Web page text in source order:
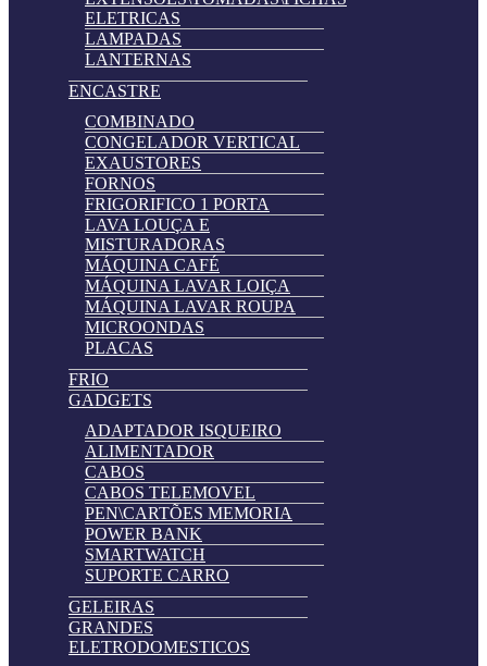
ELETRICAS
LAMPADAS
LANTERNAS
ENCASTRE
COMBINADO
CONGELADOR VERTICAL
EXAUSTORES
FORNOS
FRIGORIFICO 1 PORTA
LAVA LOUÇA E
MISTURADORAS
MÁQUINA CAFÉ
MÁQUINA LAVAR LOIÇA
MÁQUINA LAVAR ROUPA
MICROONDAS
PLACAS
FRIO
GADGETS
ADAPTADOR ISQUEIRO
ALIMENTADOR
CABOS
CABOS TELEMOVEL
PEN\CARTÕES MEMORIA
POWER BANK
SMARTWATCH
SUPORTE CARRO
GELEIRAS
GRANDES
ELETRODOMESTICOS